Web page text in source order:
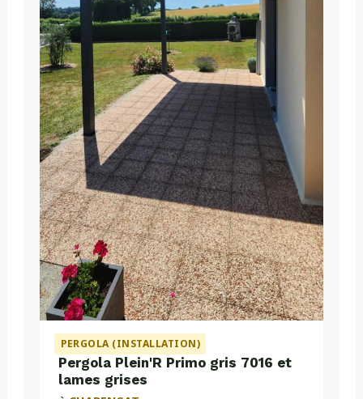
PERGOLA (INSTALLATION)
Pergola Plein'R Primo gris 7016 et
lames grises